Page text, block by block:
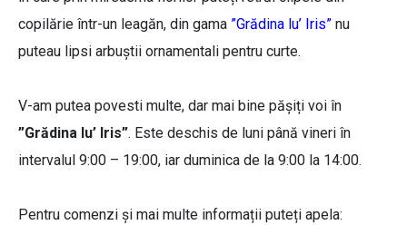
copilărie într-un leagăn, din gama ”Grădina lu’ Iris” nu
puteau lipsi arbuștii ornamentali pentru curte.
V-am putea povesti multe, dar mai bine pășiți voi în
”Grădina lu’ Iris”. Este deschis de luni până vineri în
intervalul 9:00 – 19:00, iar duminica de la 9:00 la 14:00.
Pentru comenzi și mai multe informații puteți apela: